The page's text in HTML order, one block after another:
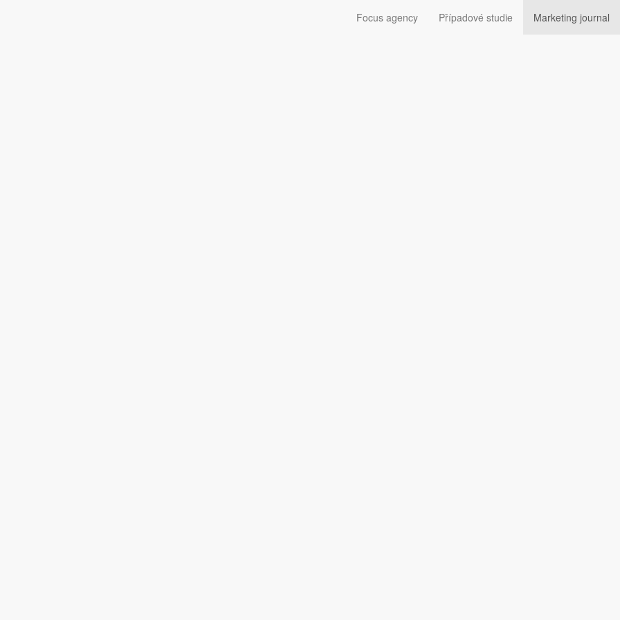
Focus agency Případové studie
Marketing journal
ale každodenním pomocníkem pro zástupy uživatelů. Zjistěte, jak může sloužit i vám.
měli přistupovat k nástrojům umělé inteligence. Nejde pouze o náš osobní život, umělá inteligence nám může značně
a mohou ztrácet až 500 hodin ročně jejich nesprávnou adopcí.“
ideální strategií je spojit jej s příležitostí, kdy se produkt využívá. Těmto příležitostem říkáme vstupní body, neboli
spojil s oslavami výjimečných situací a zejména silvestrovským křepčením. Ve svých reklamách proto zobrazuje právě tyto
momentu a klade si otázku
pouštíme zpravidla večer, když chceme relaxovat. Je určená na sledování audiovizuálního obsahu, jako jsou filmy, pořady
internet nebo …telefon. Protože jsme se nejprve naučili všechny tyto prvky užívat jednotlivě, jejich spojení nám nedělá
možnostmi
v elektronickém světě
nám usnadní život, měli bychom se naučit, jak o nich přemýšlet. Jinými slovy nejprve potřebujeme získat dobrou úroveň
pozn. red.)
nástroj, který vyřeší každou krizi. Stojí tedy za to zopakovat si, na jakých principech aktuální programy s umělou inteligencí